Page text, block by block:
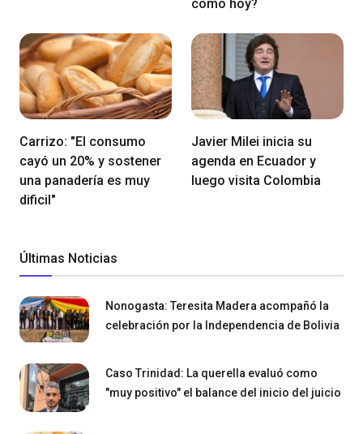
como hoy?
Carrizo: "El consumo
cayó un 20% y sostener
una panadería es muy
dificil"
Javier Milei inicia su
agenda en Ecuador y
luego visita Colombia
Últimas Noticias
Nonogasta: Teresita Madera acompañó la
celebración por la Independencia de Bolivia
Caso Trinidad: La querella evaluó como
"muy positivo" el balance del inicio del juicio